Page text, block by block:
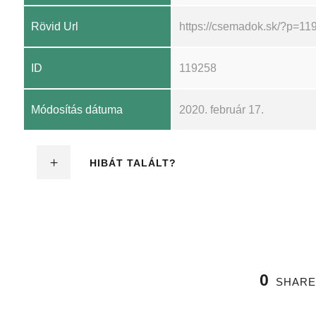
Rövid Url https://csemadok.sk/
ID 119258
Módosítás dátuma 2020. február 17.
HIBÁT TALÁLT?
0